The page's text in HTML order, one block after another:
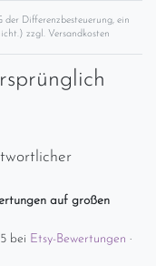
Differenzbesteuerung, ein
zzgl. Versandkosten
auf großen
bei Etsy-Bewertungen ·